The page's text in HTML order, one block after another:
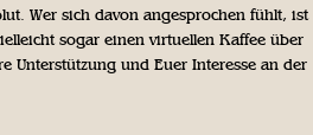
Wer sich davon angesprochen fühlt, ist
sogar einen virtuellen Kaffee über
Unterstützung und Euer Interesse an der